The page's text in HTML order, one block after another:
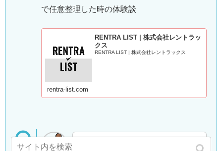
で任意整理した時の体験談
RENTRA LIST | 株式会社レントラッ
クス
RENTRA LIST | 株式会社レントラックス
rentra-list.com